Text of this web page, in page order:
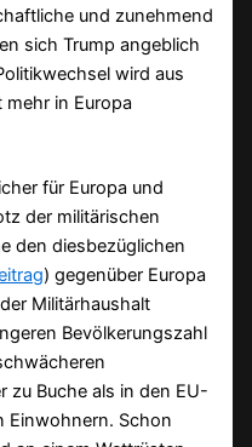
und zunehmend
sich Trump angeblich
wird aus
in Europa
für Europa und
der militärischen
den diesbezüglichen
) gegenüber Europa
Militärhaushalt
Bevölkerungszahl
zu Buche als in den EU-
Einwohnern. Schon